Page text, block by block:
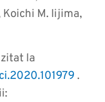
Koichi M. Iijima,
la
.